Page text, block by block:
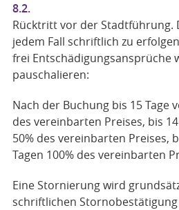
8.2.
Rücktritt vor der Stadtführung.
jedem Fall schriftlich zu
frei Entschädigungsansprüche
pauschalieren:
Nach der Buchung bis 15 Tage
des vereinbarten Preises, bis
50% des vereinbarten Preises,
Tagen 100% des vereinbarten
Eine Stornierung wird
schriftlichen